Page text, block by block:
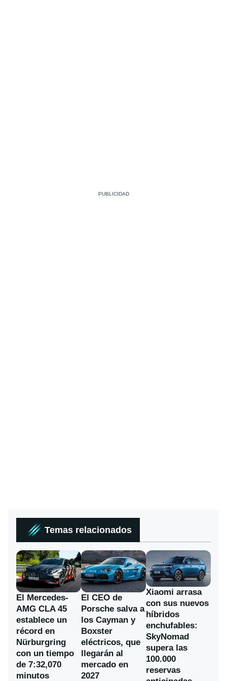
Temas relacionados
El Mercedes-
AMG CLA 45
establece un
récord en
Nürburgring
con un tiempo
de 7:32,070
minutos
El CEO de
Porsche salva a
los Cayman y
Boxster
eléctricos, que
llegarán al
mercado en
2027
Xiaomi arrasa
con sus nuevos
híbridos
enchufables:
SkyNomad
supera las
100.000
reservas